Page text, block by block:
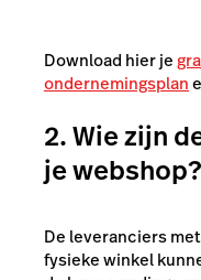
Download hier je
ondernemingsplan
2. Wie zijn
je webshop?
De leveranciers
fysieke winkel